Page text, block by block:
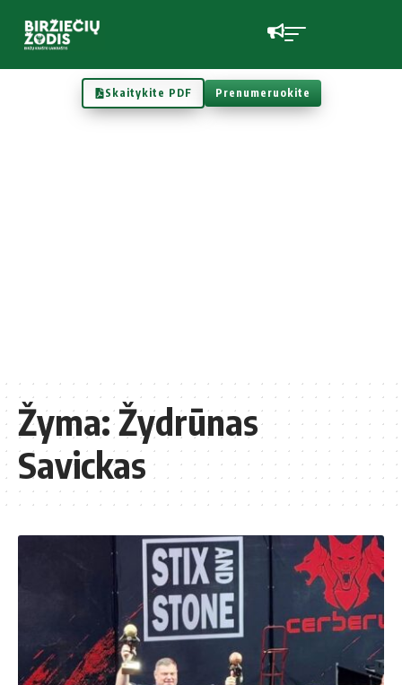
Skaitykite PDF Prenumeruokite
Žyma:Žydrūnas
Savickas